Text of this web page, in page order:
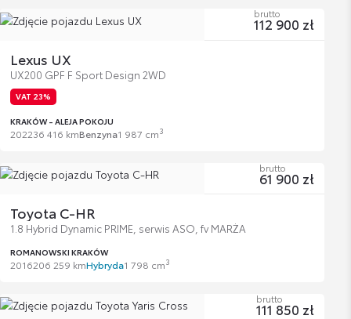
Lexus UX
UX200 GPF F Sport Design 2WD
VAT 23%
KRAKÓW - ALEJA POKOJU
202236 416 kmBenzyna1 987 cm3
brutto
112 900 zł
Toyota C-HR
1.8 Hybrid Dynamic PRIME, serwis ASO, fv MARŻA
ROMANOWSKI KRAKÓW
2016206 259 kmHybryda1 798 cm3
brutto
61 900 zł
brutto
111 850 zł